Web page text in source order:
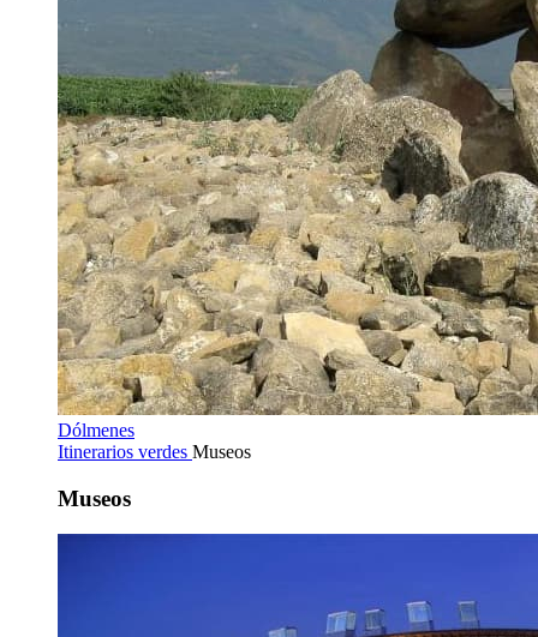
Dólmenes
Itinerarios verdes Museos
Museos